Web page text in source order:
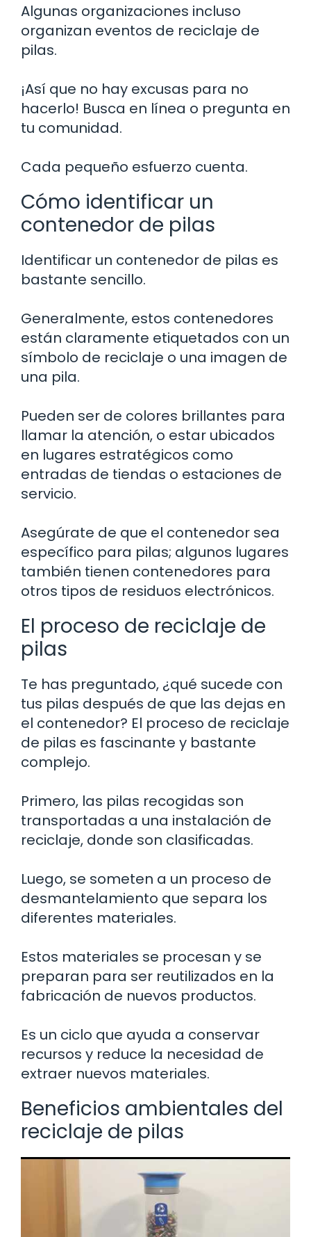
Algunas organizaciones incluso
organizan eventos de reciclaje de
pilas.
¡Así que no hay excusas para no
hacerlo! Busca en línea o pregunta en
tu comunidad.
Cada pequeño esfuerzo cuenta.
Cómo identificar un
contenedor de pilas
Identificar un contenedor de pilas es
bastante sencillo.
Generalmente, estos contenedores
están claramente etiquetados con un
símbolo de reciclaje o una imagen de
una pila.
Pueden ser de colores brillantes para
llamar la atención, o estar ubicados
en lugares estratégicos como
entradas de tiendas o estaciones de
servicio.
Asegúrate de que el contenedor sea
específico para pilas; algunos lugares
también tienen contenedores para
otros tipos de residuos electrónicos.
El proceso de reciclaje de
pilas
Te has preguntado, ¿qué sucede con
tus pilas después de que las dejas en
el contenedor? El proceso de reciclaje
de pilas es fascinante y bastante
complejo.
Primero, las pilas recogidas son
transportadas a una instalación de
reciclaje, donde son clasificadas.
Luego, se someten a un proceso de
desmantelamiento que separa los
diferentes materiales.
Estos materiales se procesan y se
preparan para ser reutilizados en la
fabricación de nuevos productos.
Es un ciclo que ayuda a conservar
recursos y reduce la necesidad de
extraer nuevos materiales.
Beneficios ambientales del
reciclaje de pilas